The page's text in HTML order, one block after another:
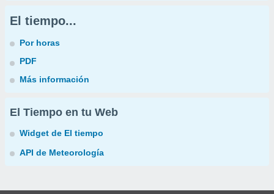
El tiempo...
Por horas
PDF
Más información
El Tiempo en tu Web
Widget de El tiempo
API de Meteorología